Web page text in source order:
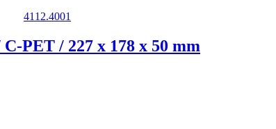
4112.4001
PET / 227 x 178 x 50 mm